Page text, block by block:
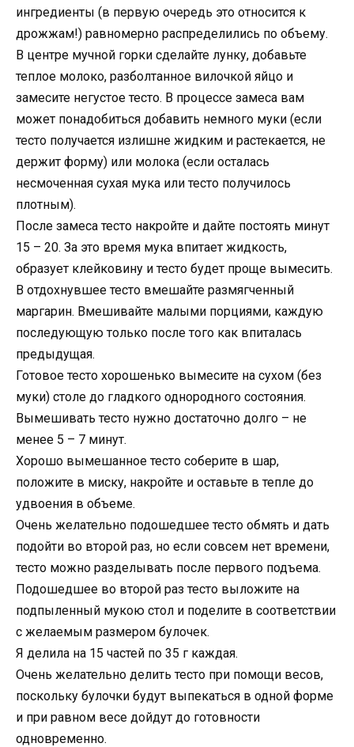
ингредиенты (в первую очередь это относится к
дрожжам!) равномерно распределились по объему.
В центре мучной горки сделайте лунку, добавьте
теплое молоко, разболтанное вилочкой яйцо и
замесите негустое тесто. В процессе замеса вам
может понадобиться добавить немного муки (если
тесто получается излишне жидким и растекается, не
держит форму) или молока (если осталась
несмоченная сухая мука или тесто получилось
плотным).
После замеса тесто накройте и дайте постоять минут
15 – 20. За это время мука впитает жидкость,
образует клейковину и тесто будет проще вымесить.
В отдохнувшее тесто вмешайте размягченный
маргарин. Вмешивайте малыми порциями, каждую
последующую только после того как впиталась
предыдущая.
Готовое тесто хорошенько вымесите на сухом (без
муки) столе до гладкого однородного состояния.
Вымешивать тесто нужно достаточно долго – не
менее 5 – 7 минут.
Хорошо вымешанное тесто соберите в шар,
положите в миску, накройте и оставьте в тепле до
удвоения в объеме.
Очень желательно подошедшее тесто обмять и дать
подойти во второй раз, но если совсем нет времени,
тесто можно разделывать после первого подъема.
Подошедшее во второй раз тесто выложите на
подпыленный мукою стол и поделите в соответствии
с желаемым размером булочек.
Я делила на 15 частей по 35 г каждая.
Очень желательно делить тесто при помощи весов,
поскольку булочки будут выпекаться в одной форме
и при равном весе дойдут до готовности
одновременно.